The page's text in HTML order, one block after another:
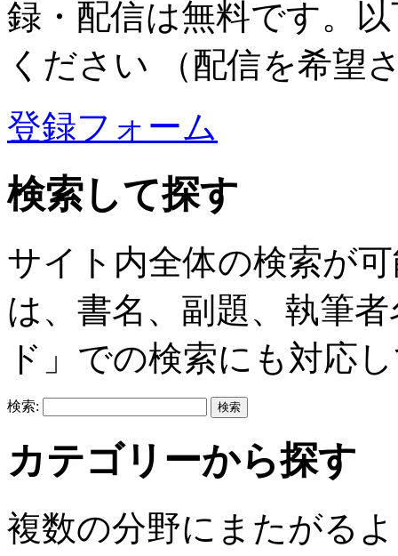
録・配信は無料です。
ください （配信を希望
登録フォーム
検索して探す
サイト内全体の検索が
は、書名、副題、執筆
ド」での検索にも対応
検索:
カテゴリーから探す
複数の分野にまたがる